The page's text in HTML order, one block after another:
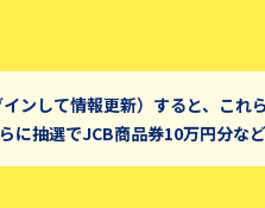
ンして情報更新）すると、こ
に抽選でJCB商品券10万円分な